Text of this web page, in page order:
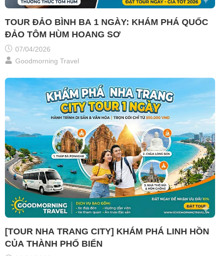
TOUR ĐẢO BÌNH BA 1 NGÀY: KHÁM PHÁ QUỐC
ĐẢO TÔM HÙM HOANG SƠ
07/04/2026
Goodmorning Travel
[TOUR NHA TRANG CITY] KHÁM PHÁ LINH HỒN
CỦA THÀNH PHỐ BIỂN